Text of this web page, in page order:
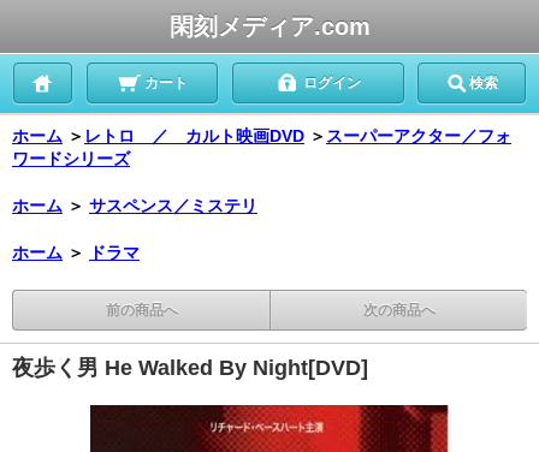
閑刻メディア.com
カート ログイン 検索
ホーム ＞ レトロ ／ カルト映画DVD ＞ スーパーアクター／フォ
ワードシリーズ
ホーム ＞ サスペンス／ミステリ
ホーム ＞ ドラマ
前の商品へ 次の商品へ
夜歩く男 He Walked By Night[DVD]